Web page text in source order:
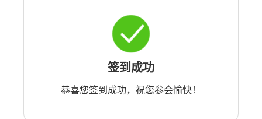
签到成功
恭喜您签到成功，祝您参会愉快！